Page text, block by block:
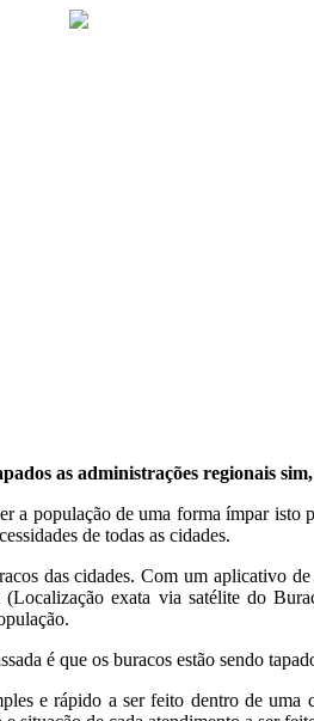
as administrações regionais
a população de uma forma ímpar
de todas as cidades.
das cidades. Com um aplicativo
exata via satélite do
é que os buracos estão sendo
e rápido a ser feito dentro de